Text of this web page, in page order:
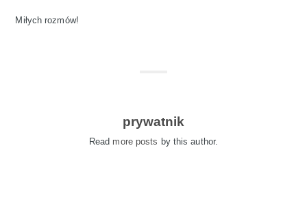
Miłych rozmów!
prywatnik
Read more posts by this author.